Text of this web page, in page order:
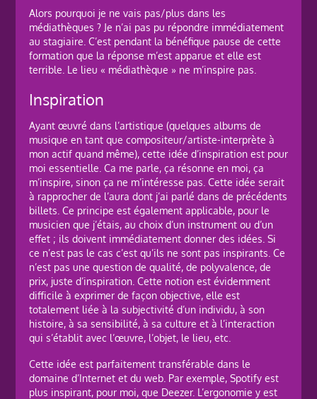
Alors pourquoi je ne vais pas/plus dans les
médiathèques ? Je n’ai pas pu répondre immédiatement
au stagiaire. C’est pendant la bénéfique pause de cette
formation que la réponse m’est apparue et elle est
terrible. Le lieu « médiathèque » ne m’inspire pas.
Inspiration
Ayant œuvré dans l’artistique (quelques albums de
musique en tant que compositeur/artiste-interprète à
mon actif quand même), cette idée d’inspiration est pour
moi essentielle. Ca me parle, ça résonne en moi, ça
m’inspire, sinon ça ne m’intéresse pas. Cette idée serait
à rapprocher de l’aura dont j’ai parlé dans de précédents
billets. Ce principe est également applicable, pour le
musicien que j’étais, au choix d’un instrument ou d’un
effet ; ils doivent immédiatement donner des idées. Si
ce n’est pas le cas c’est qu’ils ne sont pas inspirants. Ce
n’est pas une question de qualité, de polyvalence, de
prix, juste d’inspiration. Cette notion est évidemment
difficile à exprimer de façon objective, elle est
totalement liée à la subjectivité d’un individu, à son
histoire, à sa sensibilité, à sa culture et à l’interaction
qui s’établit avec l’œuvre, l’objet, le lieu, etc.
Cette idée est parfaitement transférable dans le
domaine d’Internet et du web. Par exemple, Spotify est
plus inspirant, pour moi, que Deezer. L’ergonomie y est